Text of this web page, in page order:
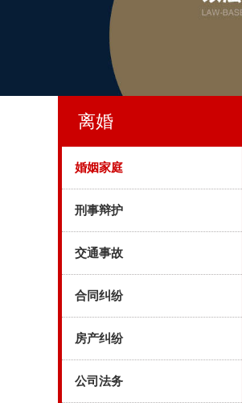
离婚
婚姻家庭
刑事辩护
交通事故
合同纠纷
房产纠纷
公司法务